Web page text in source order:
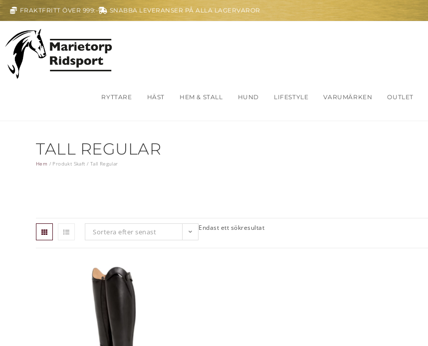
FRAKTFRITT ÖVER 999:- SNABBA LEVERANSER PÅ ALLA LAGERVAROR
RYTTARE HÄST HEM & STALL HUND LIFESTYLE VARUMÄRKEN OUTLET
TALL REGULAR
Hem / Produkt Skaft / Tall Regular
Sortera efter senast Endast ett sökresultat